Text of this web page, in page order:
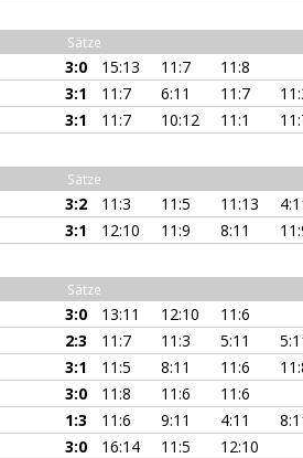
Sätze
3:0 15:13 11:7 11:8
3:1 11:7 6:11 11:7
3:1 11:7 10:12 11:1
Sätze
3:2 11:3 11:5 11:13
3:1 12:10 11:9 8:11
Sätze
3:0 13:11 12:10 11:6
2:3 11:7 11:3 5:11
3:1 11:5 8:11 11:6
3:0 11:8 11:6
11:6
1:3 11:6 9:11 4:11
3:0 16:14 11:5 12:10